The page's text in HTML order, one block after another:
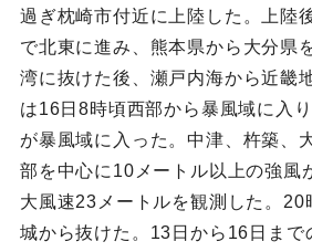
過ぎ枕崎市付近に上陸した。上陸
で北東に進み、熊本県から大分県
湾に抜けた後、瀬戸内海から近畿
は16日8時頃西部から暴風域に入
が暴風域に入った。中津、杵築、
部を中心に10メートル以上の強風
大風速23メートルを観測した。20
城から抜けた。13日から16日まで